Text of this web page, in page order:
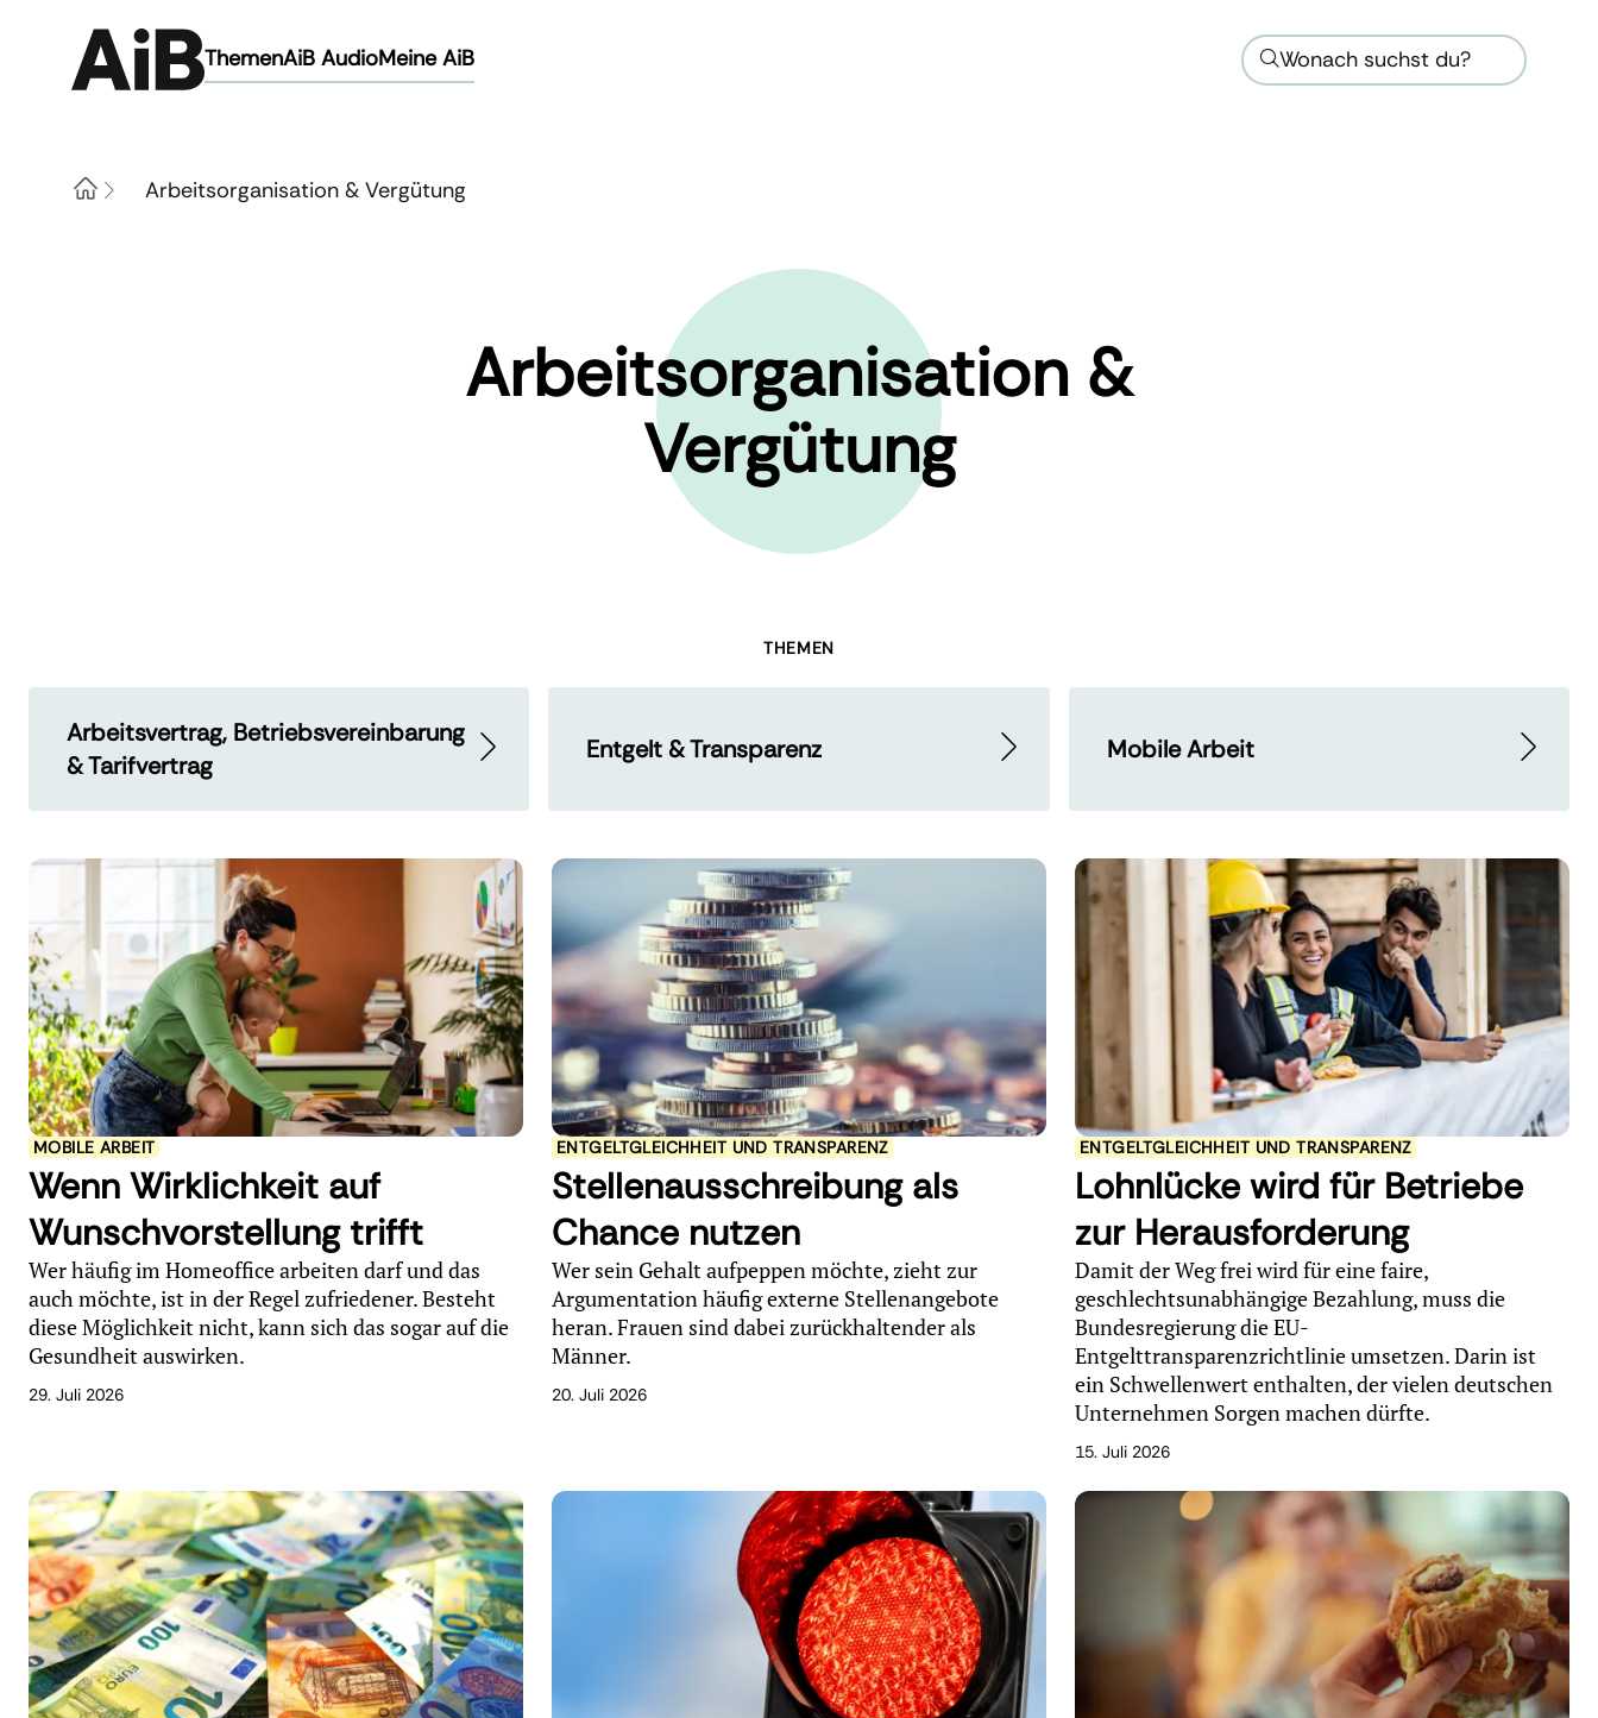
ThemenAiB AudioMeine AiB Wonach suchst du?
Home Arbeitsorganisation & Vergütung
Arbeitsorganisation &
Vergütung
THEMEN
Arbeitsvertrag, Betriebsvereinbarung
& Tarifvertrag
Entgelt & Transparenz Mobile Arbeit
MOBILE ARBEIT
Wenn Wirklichkeit auf
Wunschvorstellung trifft
Wer häufig im Homeoffice arbeiten darf und das
auch möchte, ist in der Regel zufriedener. Besteht
diese Möglichkeit nicht, kann sich das sogar auf die
Gesundheit auswirken.
29. Juli 2026
ENTGELTGLEICHHEIT UND TRANSPARENZ
Stellenausschreibung als
Chance nutzen
Wer sein Gehalt aufpeppen möchte, zieht zur
Argumentation häufig externe Stellenangebote
heran. Frauen sind dabei zurückhaltender als
Männer.
20. Juli 2026
ENTGELTGLEICHHEIT UND TRANSPARENZ
Lohnlücke wird für Betriebe
zur Herausforderung
Damit der Weg frei wird für eine faire,
geschlechtsunabhängige Bezahlung, muss die
Bundesregierung die EU-
Entgelttransparenzrichtlinie umsetzen. Darin ist
ein Schwellenwert enthalten, der vielen deutschen
Unternehmen Sorgen machen dürfte.
15. Juli 2026